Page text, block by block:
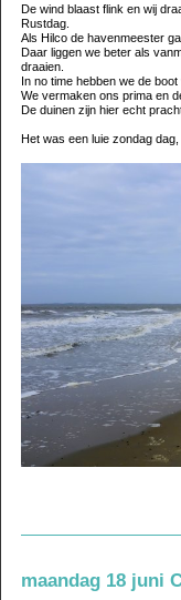
De wind blaast flink en wij
Rustdag.
Als Hilco de havenmeester
Daar liggen we beter als
draaien.
In no time hebben we de
We vermaken ons prima en
De duinen zijn hier echt
Het was een luie zondag dag,
maandag 18 juni